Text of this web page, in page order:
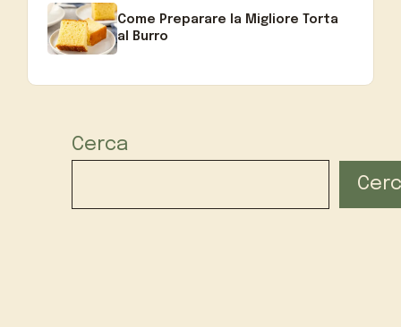
Come Preparare la Migliore Torta
al Burro
Cerca